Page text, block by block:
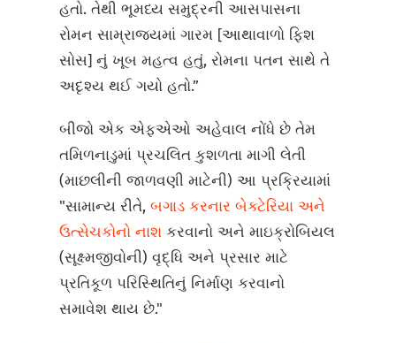
હતો. તેથી ભૂમધ્ય સમુદ્રની આસપાસના
રોમન સામ્રાજ્યમાં ગારમ [આથાવાળો ફિશ
સોસ] નું ખૂબ મહત્વ હતું, રોમના પતન સાથે તે
અદૃશ્ય થઈ ગયો હતો.”
બીજો એક એફએઓ અહેવાલ નોંધે છે તેમ
તમિળનાડુમાં પ્રચલિત કુશળતા માગી લેતી
(માછલીની જાળવણી માટેની) આ પ્રક્રિયામાં
"સામાન્ય રીતે,બગાડ કરનાર બેક્ટેરિયા અને
ઉત્સેચકોનો નાશકરવાનો અને માઇક્રોબિયલ
(સૂક્ષ્મજીવોની) વૃદ્ધિ અને પ્રસાર માટે
પ્રતિકૂળ પરિસ્થિતિનું નિર્માણ કરવાનો
સમાવેશ થાય છે."